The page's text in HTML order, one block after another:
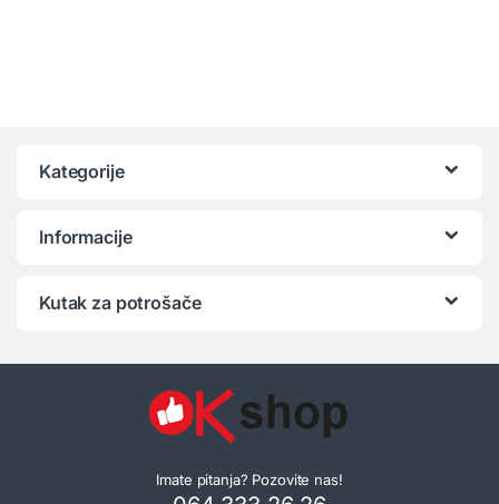
Kategorije
Informacije
Kutak za potrošače
Imate pitanja? Pozovite nas!